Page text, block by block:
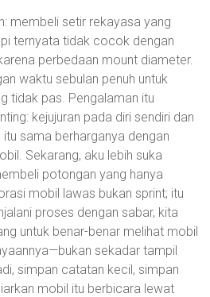
membeli setir rekayasa yang
ternyata tidak cocok dengan
perbedaan mount diameter.
waktu sebulan penuh untuk
tidak pas. Pengalaman itu
kejujuran pada diri sendiri dan
itu sama berharganya dengan
Sekarang, aku lebih suka
potongan yang hanya
mobil lawas bukan sprint; itu
proses dengan sabar, kita
untuk benar-benar melihat mobil
sekadar tampil
simpan catatan kecil, simpan
mobil itu berbicara lewat